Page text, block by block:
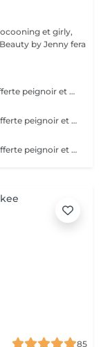
et girly,
by Jenny fera
1h de privatisation du spa bouteille d'eau offerte peignoir et pantoufles à disposition port du maillot obligatoire
2h de privatisation du spa bouteille d'eau offerte peignoir et pantoufles à disposition port du maillot obligatoire
3h de privatisation du spa bouteille d'eau offerte peignoir et pantoufles à disposition port du maillot obligatoire
85